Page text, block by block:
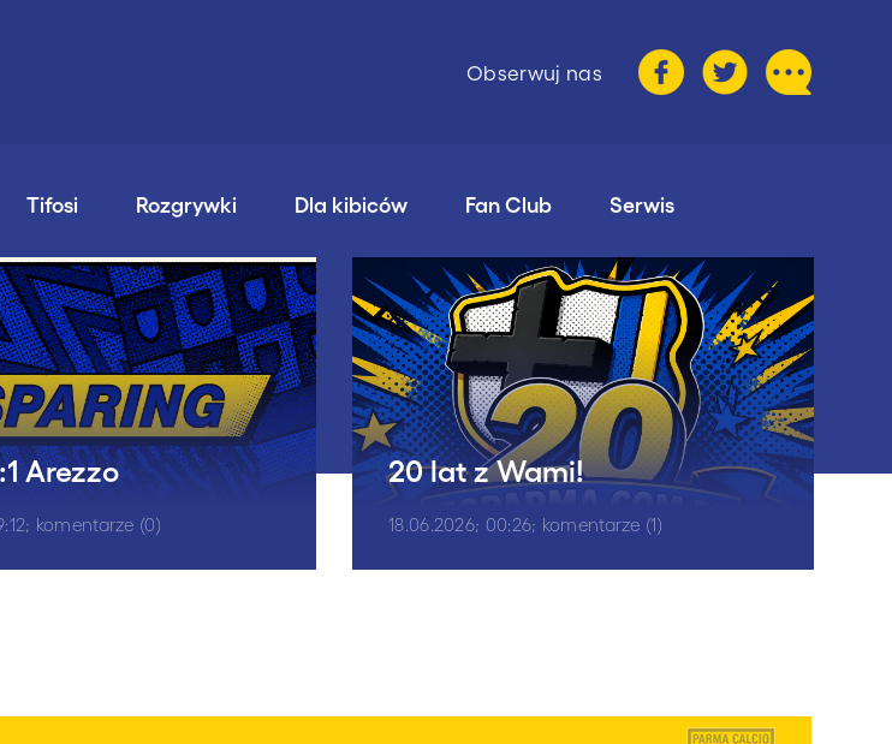
Obserwuj nas
Tifosi Rozgrywki Dla kibiców Fan Club Serwis
Arezzo
komentarze (0)
20 lat z Wami!
18.06.2026; 00:26; komentarze (1)